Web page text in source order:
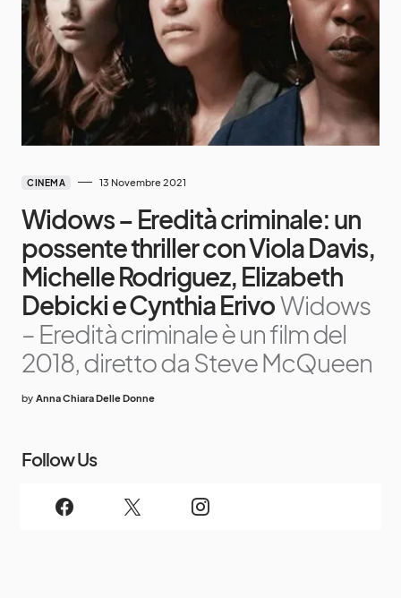
CINEMA 13 Novembre 2021
Widows – Eredità criminale: un
possente thriller con Viola Davis,
Michelle Rodriguez, Elizabeth
Debicki e Cynthia ErivoWidows
– Eredità criminale è un film del
2018, diretto da Steve McQueen
by Anna Chiara Delle Donne
Follow Us